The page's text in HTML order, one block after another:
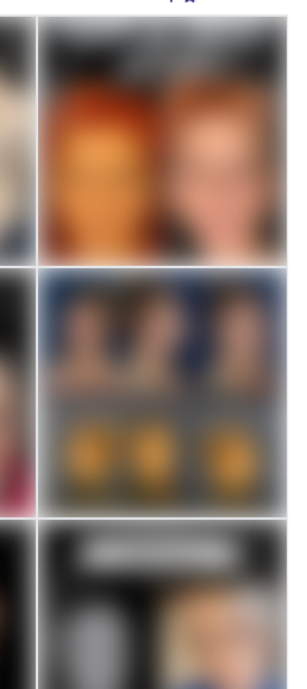
Öncesi / Sonrası
içermektedir.
Öncesi / Sonrası
Bu Post öncesi-sonrası içeriği
içermektedir.